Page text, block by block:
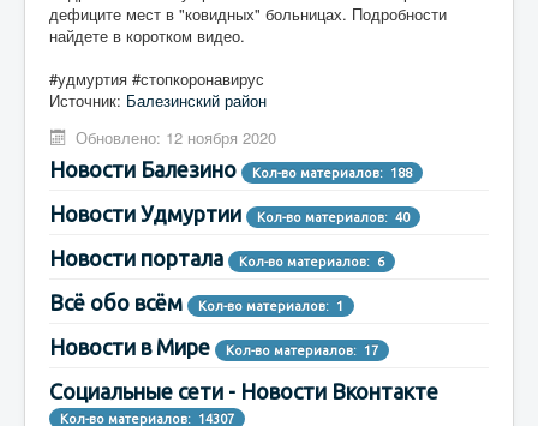
дефиците мест в "ковидных" больницах. Подробности
найдете в коротком видео.
#удмуртия #стопкоронавирус
Источник: Балезинский район
Обновлено: 12 ноября 2020
Новости Балезино Кол-во материалов: 188
Новости Удмуртии Кол-во материалов: 40
Новости портала Кол-во материалов: 6
Всё обо всём Кол-во материалов: 1
Новости в Мире Кол-во материалов: 17
Социальные сети - Новости Вконтакте
Кол-во материалов: 14307